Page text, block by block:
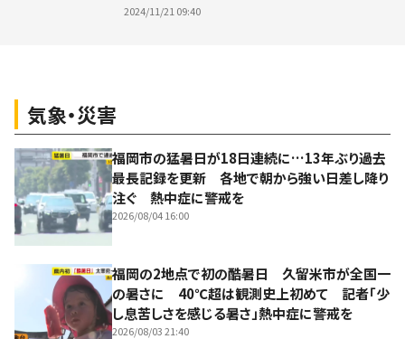
2024/11/21 09:40
気象・災害
福岡市の猛暑日が18日連続に…13年ぶり過去
最長記録を更新 各地で朝から強い日差し降り
注ぐ 熱中症に警戒を
2026/08/04 16:00
福岡の2地点で初の酷暑日 久留米市が全国一
の暑さに 40℃超は観測史上初めて 記者「少
し息苦しさを感じる暑さ」熱中症に警戒を
2026/08/03 21:40